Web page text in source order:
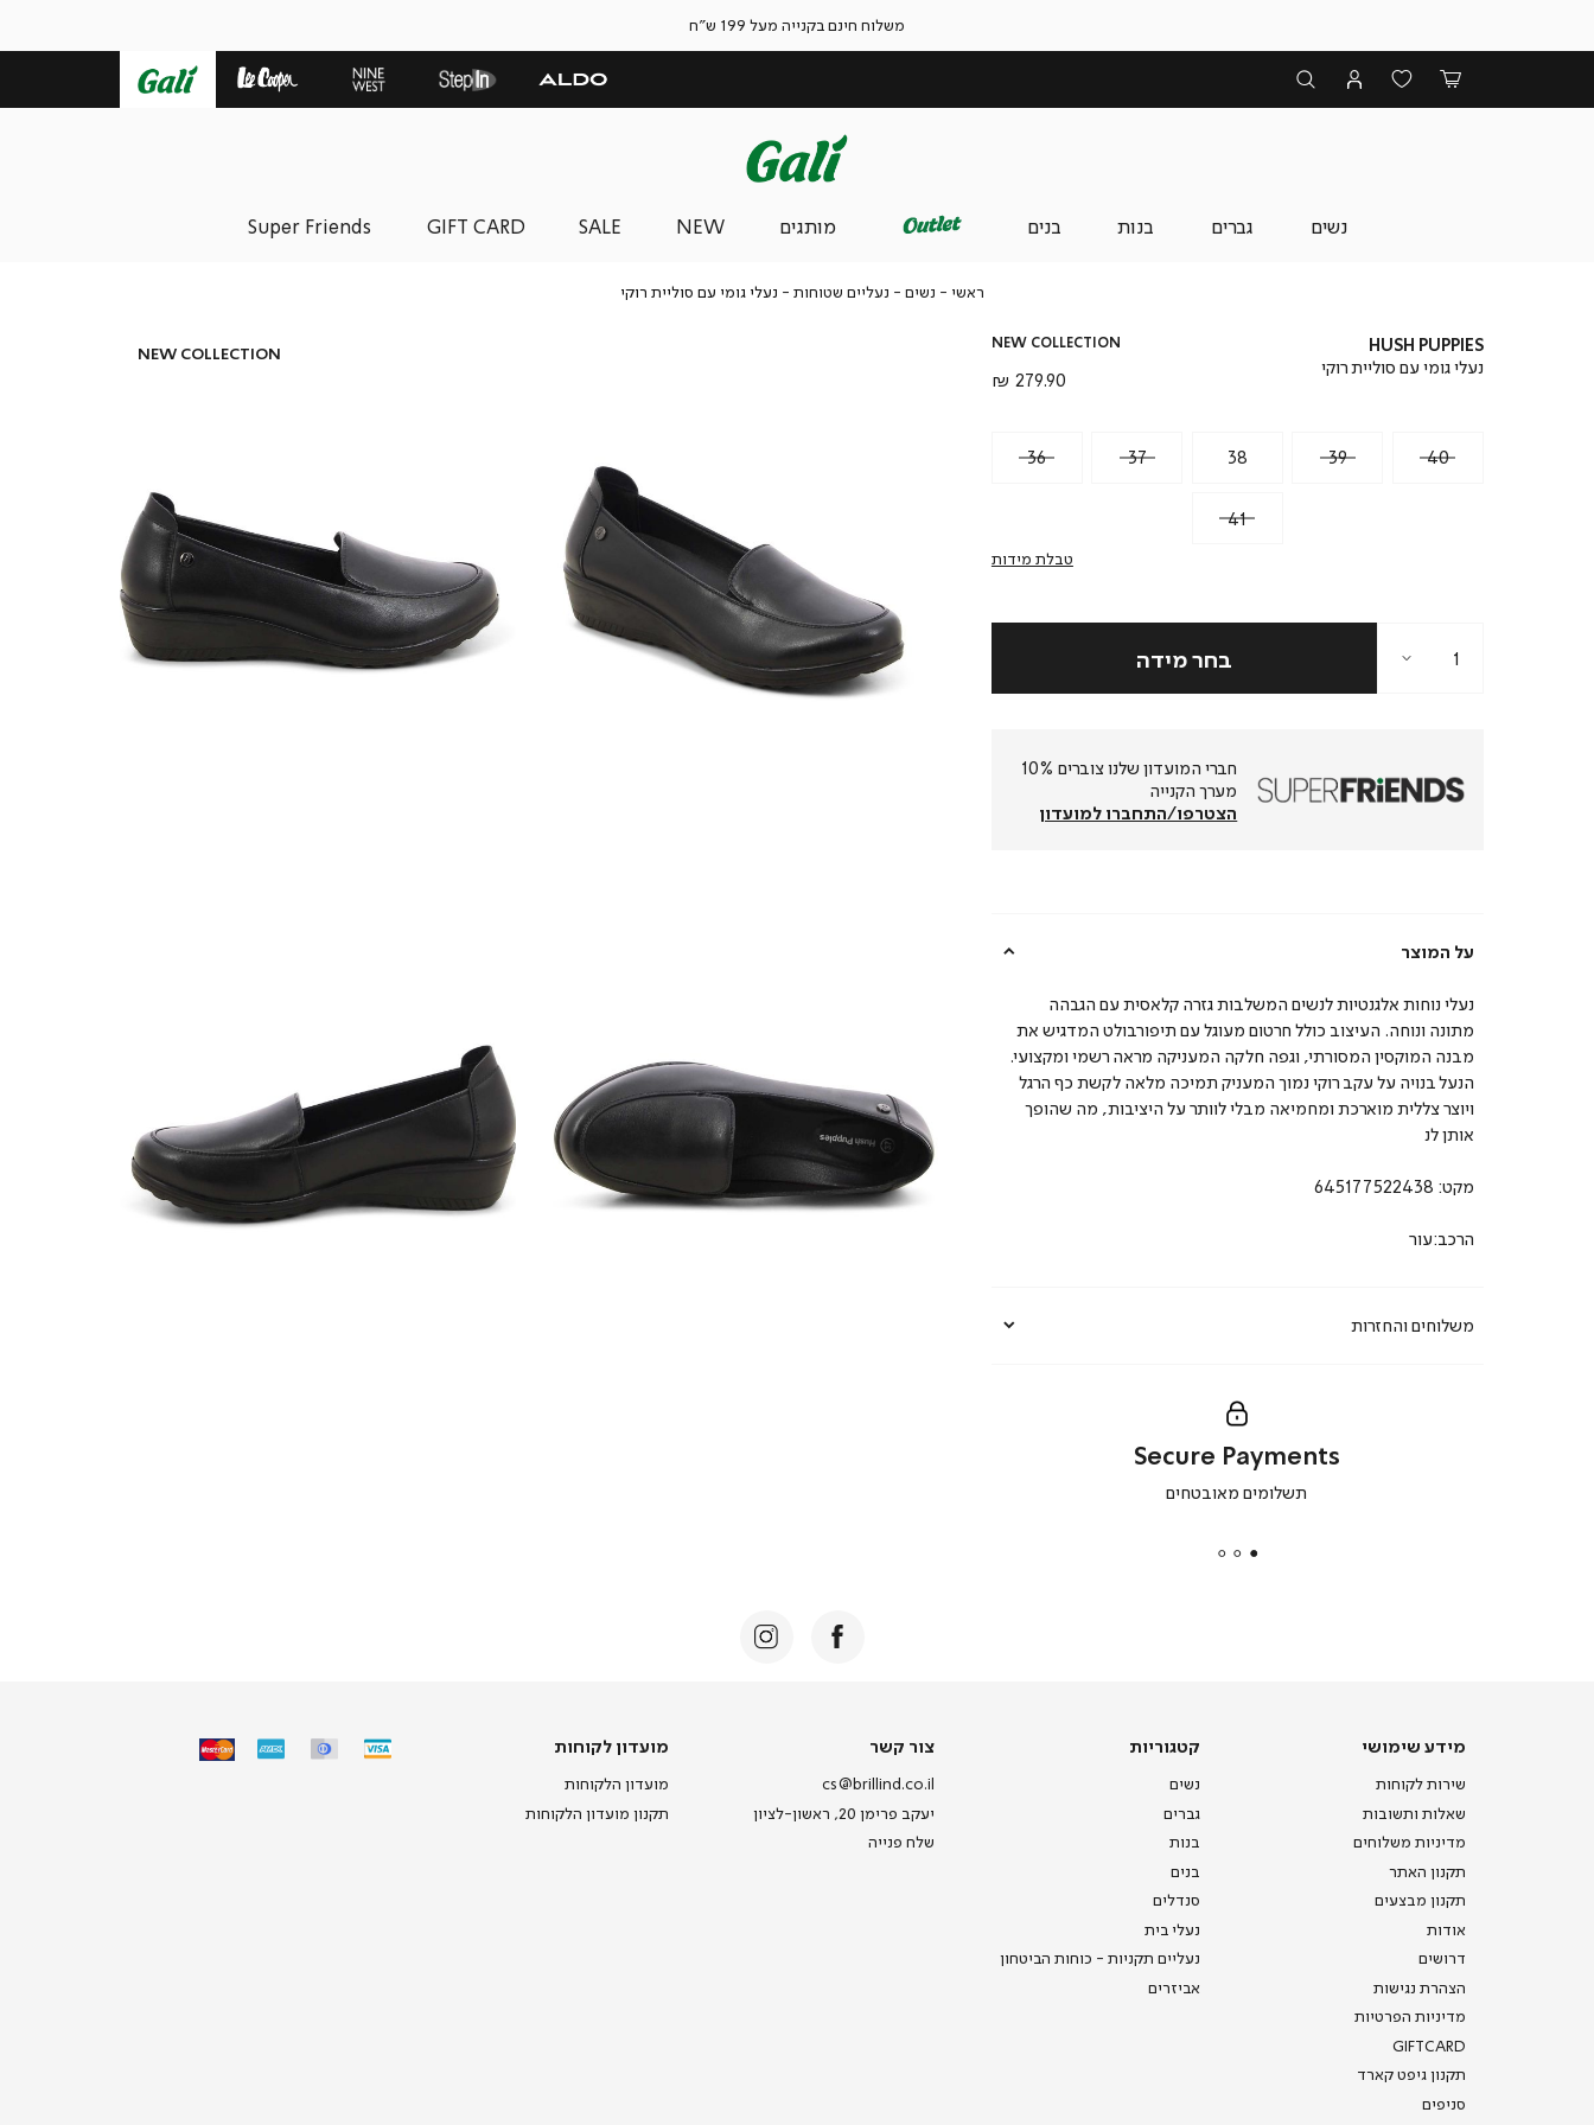
משלוח חינם בקנייה מעל 199 ש"ח
נשים גברים בנות בנים מותגים NEW
SALE
GIFT CARD
Super Friends
ראשי ראשי
נשים נשים
נעליים שטוחות נעליים
נעלי גומי עם סוליית רוקי
HUSH PUPPIES
נעלי גומי עם סוליית רוקי
NEW COLLECTION
מחיר
279.90 ₪
36 37 38 39 40
41
טבלת מידות
חברי המועדון שלנו צוברים 10%
מערך הקנייה
הצטרפו/התחברו למועדון
על המוצר
משלוחים והחזרות
נעלי נוחות אלגנטיות לנשים המשלבות גזרה קלאסית עם הגבהה
מתונה ונוחה. העיצוב כולל חרטום מעוגל עם תיפורבולט המדגיש את
מבנה המוקסין המסורתי, וגפה חלקה המעניקה מראה רשמי ומקצועי.
הנעל בנויה על עקב רוקי נמוך המעניק תמיכה מלאה לקשת כף הרגל
ויוצר צללית מוארכת ומחמיאה מבלי לוותר על היציבות, מה שהופך
אותן לנ
מקט: 645177522438
הרכב:עור
secure
Secure Payments
תשלומים מאובטחים
NEW COLLECTION
מידע
מידע שימושי
שירות לקוחות
שאלות ותשובות
מדיניות משלוחים
תקנון האתר
תקנון מבצעים
אודות
דרושים
הצהרת נגישות
מדיניות הפרטיות
GIFTCARD
תקנון גיפט קארד
סניפים
קטגוריות
קטגוריות
נשים
גברים
בנות
בנים
סנדלים
נעלי בית
נעליים תקניות - כוחות הביטחון
אביזרים
צור
צור קשר
cs@brillind.co.il
יעקב פרימן 20, ראשון-לציון
שלח פנייה
מועדון
מועדון לקוחות
מועדון הלקוחות
תקנון מועדון הלקוחות